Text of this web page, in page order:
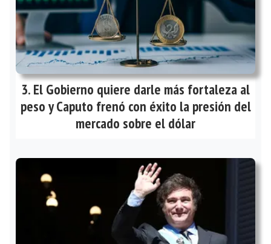
El Gobierno quiere darle más fortaleza al
peso y Caputo frenó con éxito la presión del
mercado sobre el dólar